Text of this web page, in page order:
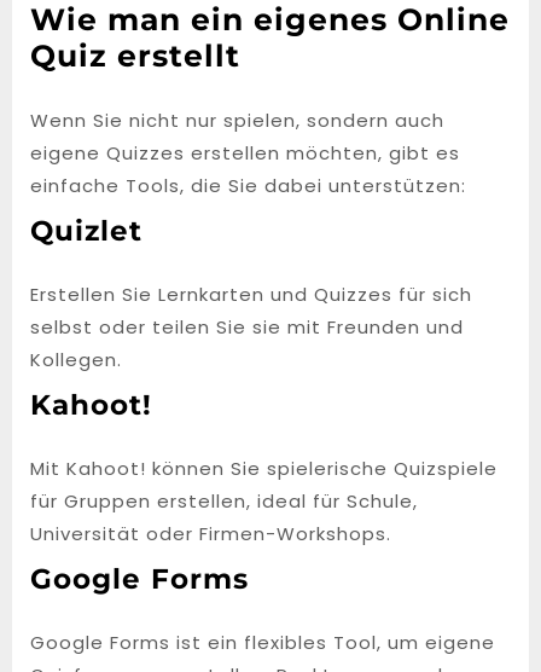
Wie man ein eigenes Online
Quiz erstellt
Wenn Sie nicht nur spielen, sondern auch
eigene Quizzes erstellen möchten, gibt es
einfache Tools, die Sie dabei unterstützen:
Quizlet
Erstellen Sie Lernkarten und Quizzes für sich
selbst oder teilen Sie sie mit Freunden und
Kollegen.
Kahoot!
Mit Kahoot! können Sie spielerische Quizspiele
für Gruppen erstellen, ideal für Schule,
Universität oder Firmen-Workshops.
Google Forms
Google Forms ist ein flexibles Tool, um eigene